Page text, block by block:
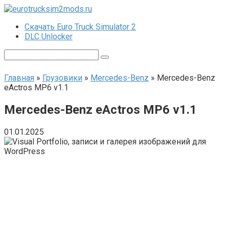
Перейти
контентуСкачать Euro Truck Simulator 2
DLC Unlocker
Главная » Грузовики » Mercedes-Benz » Mercedes-Benz
eActros MP6 v1.1
Mercedes-Benz eActros MP6 v1.1
01.01.2025